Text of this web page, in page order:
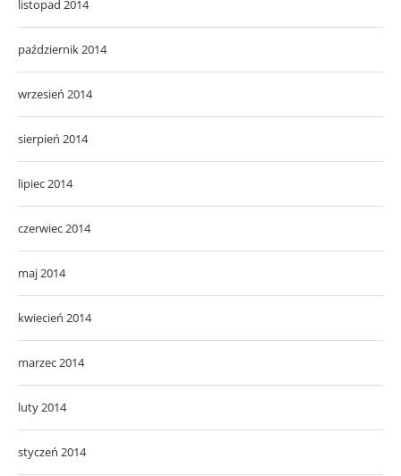
listopad 2014
październik 2014
wrzesień 2014
sierpień 2014
lipiec 2014
czerwiec 2014
maj 2014
kwiecień 2014
marzec 2014
luty 2014
styczeń 2014